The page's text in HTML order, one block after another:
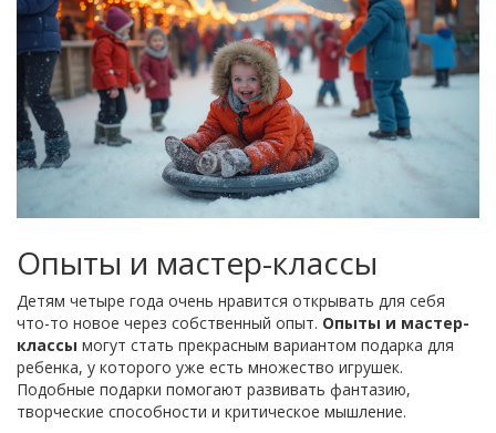
Опыты и мастер-классы
Детям четыре года очень нравится открывать для себя
что-то новое через собственный опыт. Опыты и мастер-
классы могут стать прекрасным вариантом подарка для
ребенка, у которого уже есть множество игрушек.
Подобные подарки помогают развивать фантазию,
творческие способности и критическое мышление.